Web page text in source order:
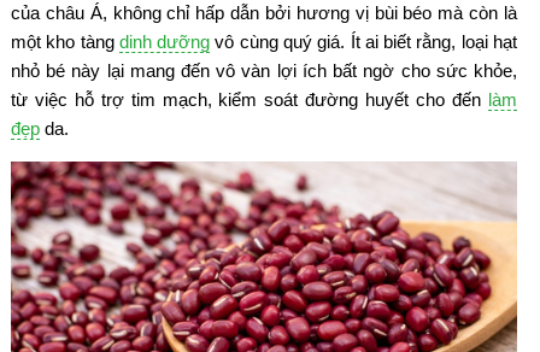
của châu Á, không chỉ hấp dẫn bởi hương vị bùi béo mà còn là
một kho tàng dinh dưỡng vô cùng quý giá. Ít ai biết rằng, loại hạt
nhỏ bé này lại mang đến vô vàn lợi ích bất ngờ cho sức khỏe,
từ việc hỗ trợ tim mạch, kiểm soát đường huyết cho đến làm
đẹp da.